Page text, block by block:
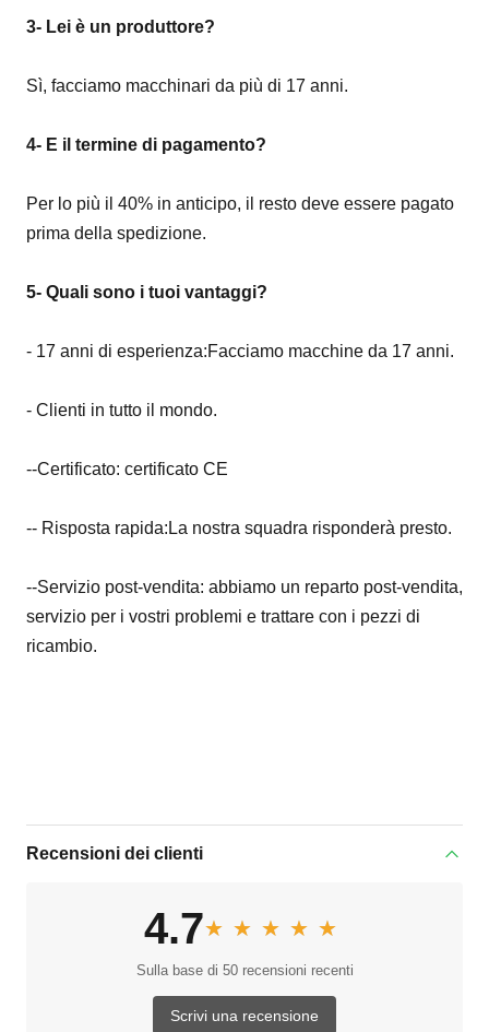
3- Lei è un produttore?
Sì, facciamo macchinari da più di 17 anni.
4- E il termine di pagamento?
Per lo più il 40% in anticipo, il resto deve essere pagato
prima della spedizione.
5- Quali sono i tuoi vantaggi?
- 17 anni di esperienza:Facciamo macchine da 17 anni.
- Clienti in tutto il mondo.
--Certificato: certificato CE
-- Risposta rapida:La nostra squadra risponderà presto.
--Servizio post-vendita: abbiamo un reparto post-vendita,
servizio per i vostri problemi e trattare con i pezzi di
ricambio.
Recensioni dei clienti
4.7★★★★★
★★★★★
Sulla base di 50 recensioni recenti
Scrivi una recensione